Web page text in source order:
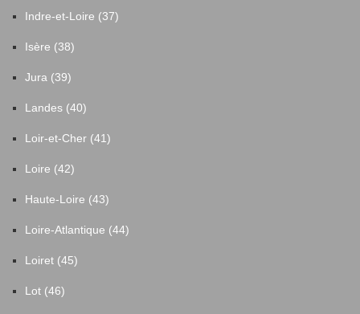
Indre-et-Loire (37)
Isère (38)
Jura (39)
Landes (40)
Loir-et-Cher (41)
Loire (42)
Haute-Loire (43)
Loire-Atlantique (44)
Loiret (45)
Lot (46)